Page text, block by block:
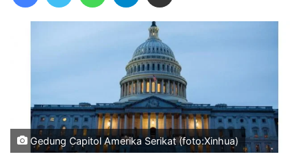
Gedung Capitol Amerika Serikat (foto:Xinhua)